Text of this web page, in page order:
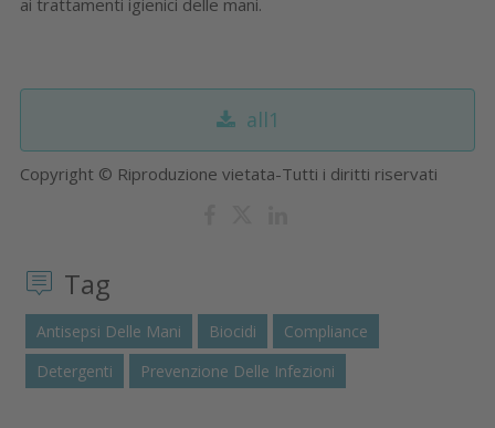
all1
Copyright © Riproduzione vietata-Tutti i diritti riservati
Tag
Antisepsi Delle Mani Biocidi
Compliance
Detergenti
Prevenzione Delle Infezioni